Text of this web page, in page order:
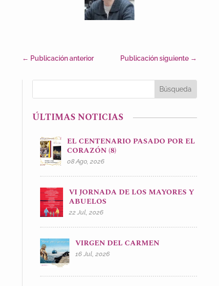
← Publicación anterior Publicación siguiente →
ÚLTIMAS NOTICIAS
EL CENTENARIO PASADO POR EL
CORAZÓN (8)
08 Ago, 2026
VI JORNADA DE LOS MAYORES Y
ABUELOS
22 Jul, 2026
VIRGEN DEL CARMEN
16 Jul, 2026